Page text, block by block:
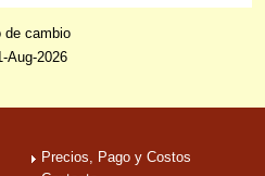
de cambio
Aug-2026
Precios, Pago y Costos